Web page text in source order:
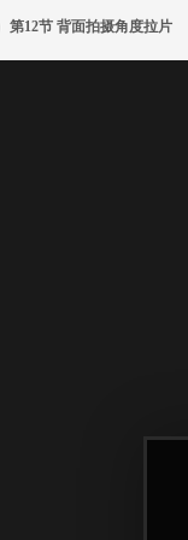
第12节 背面拍摄角度拉片